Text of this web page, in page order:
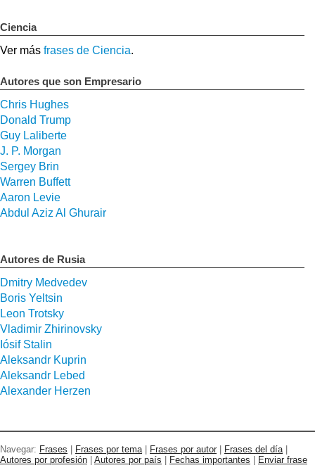
Ciencia
Ver más frases de Ciencia.
Autores que son Empresario
Chris Hughes
Donald Trump
Guy Laliberte
J. P. Morgan
Sergey Brin
Warren Buffett
Aaron Levie
Abdul Aziz Al Ghurair
Autores de Rusia
Dmitry Medvedev
Boris Yeltsin
Leon Trotsky
Vladimir Zhirinovsky
Iósif Stalin
Aleksandr Kuprin
Aleksandr Lebed
Alexander Herzen
Navegar: Frases Frases por tema| Frases por autor Frases del día|
Autores por profesión
Autores por país Fechas importantes Enviar frase